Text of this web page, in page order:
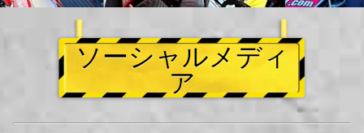
ソーシャルメディ
ア